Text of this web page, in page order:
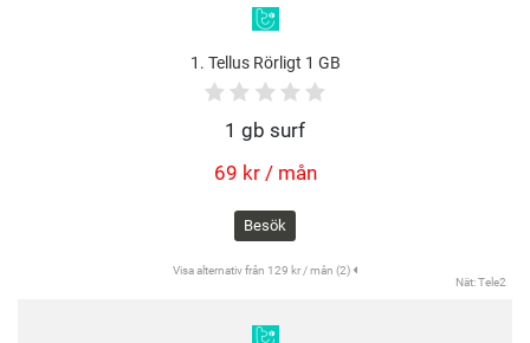
1. Tellus Rörligt 1 GB
1 gb surf
69 kr / mån
Besök
Visa alternativ från 129 kr / mån (2)
Nät: Tele2